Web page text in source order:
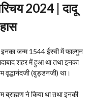
2024 | दादू
जन्म 1544 ईस्वी में फाल्गुन
शहर में हुआ था तथा इनका
वृद्धानंदजी (बुड्डनजी) था।
ब्राह्मण ने किया था तथा इनकी